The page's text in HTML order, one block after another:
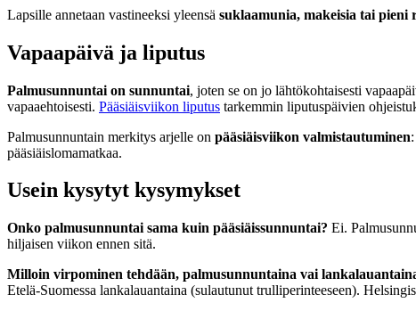
Lapsille annetaan vastineeksi yleensä suklaamunia, makeisia tai pieni
Vapaapäivä ja liputus
Palmusunnuntai on sunnuntai, joten se on jo lähtökohtaisesti
vapaaehtoisesti. Pääsiäisviikon liputus tarkemmin liputuspäivien
Palmusunnuntain merkitys arjelle on pääsiäisviikon valmistautuminen
pääsiäisloma­matkaa.
Usein kysytyt kysymykset
Onko palmusunnuntai sama kuin pääsiäissunnuntai? Ei.
hiljaisen viikon ennen sitä.
Milloin virpominen tehdään, palmusunnuntaina vai
Etelä-Suomessa lankalauantaina (sulautunut trulliperinteeseen).